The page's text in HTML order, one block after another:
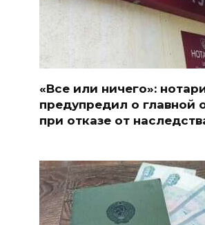
«Все или ничего»:
предупредил о главной
при отказе от